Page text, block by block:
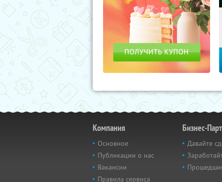
Компания
Основное
Публикации о нас
Вакансии
Правила сервиса
Бизнес-
Давайте